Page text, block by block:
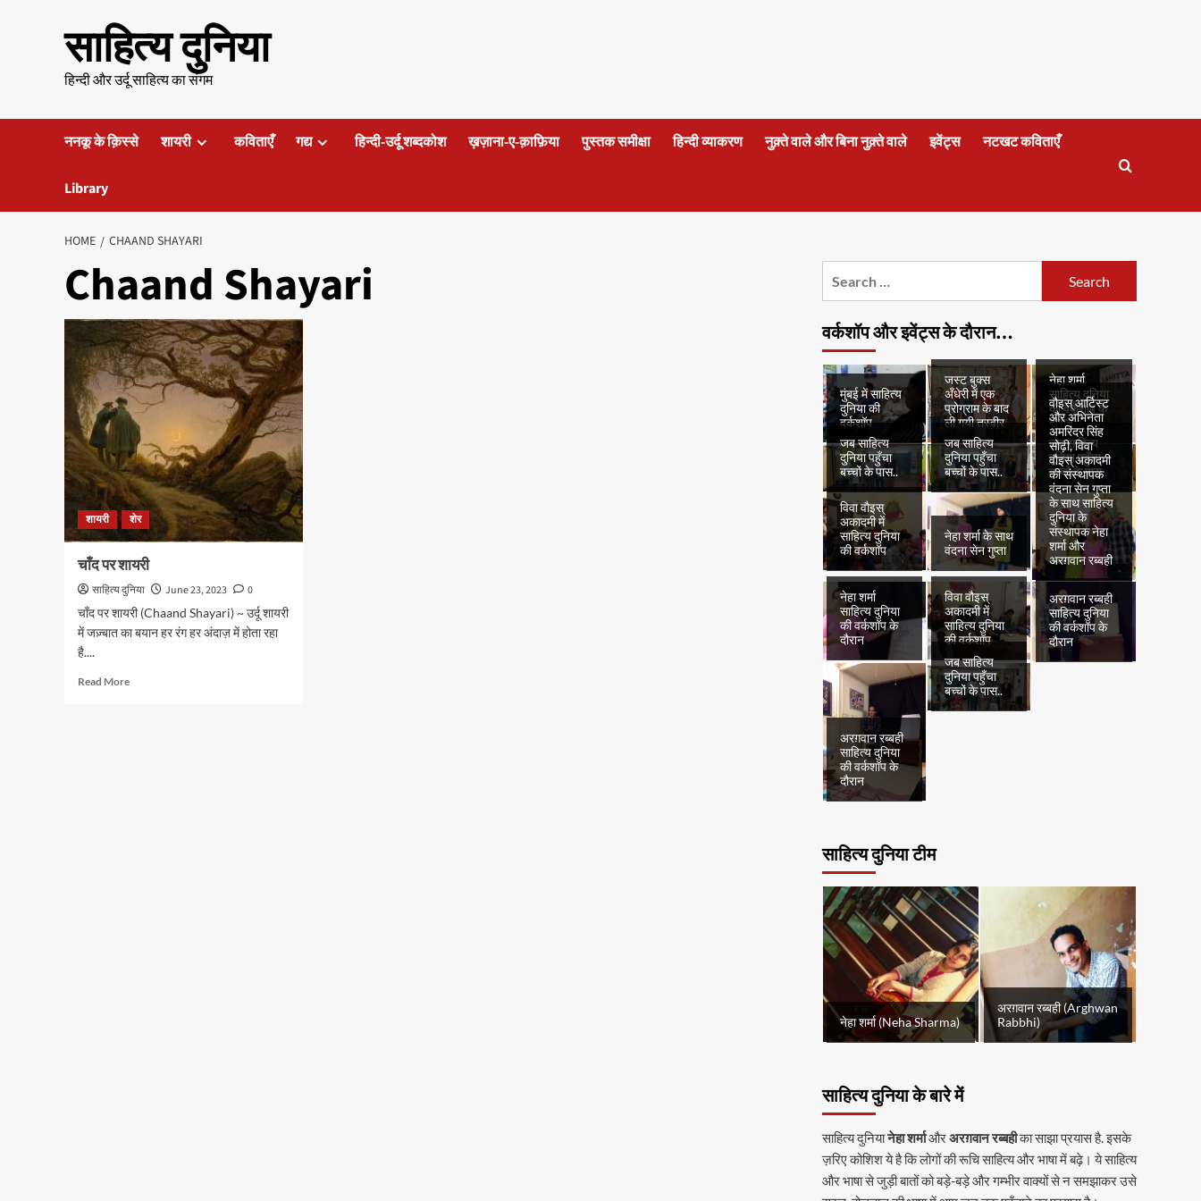
साहित्य दुनिया
हिन्दी और उर्दू साहित्य का संगम
ननकू के क़िस्से शायरी कविताएँ गद्य हिन्दी-उर्दू शब्दकोश ख़ज़ाना-ए-क़ाफ़िया पुस्तक समीक्षा हिन्दी व्याकरण नुक़्ते वाले और बिना नुक़्ते वाले इवेंट्स नटखट कविताएँ
Library
HOME CHAAND SHAYARI
Chaand Shayari
शायरी शेर
चाँद पर शायरी
साहित्य दुनिया June 23, 2023
0
चाँद पर शायरी (Chaand Shayari) ~ उर्दू शायरी
में जज़्बात का बयान हर रंग हर अंदाज़ में होता रहा
है....
Read MoreRead
वर्कशॉप और इवेंट्स के दौरान…
मुंबई में साहित्य
दुनिया की
वर्कशॉप
जस्ट बुक्स
अँधेरी में एक
प्रोग्राम के बाद
ली गयी तस्वीर
नेहा शर्मा
साहित्य दुनिया
की वर्कशॉप के
दौरान
जब साहित्य
दुनिया पहुँचा
बच्चों के पास..
जब साहित्य
दुनिया पहुँचा
बच्चों के पास..
जब साहित्य
दुनिया पहुँचा
बच्चों के पास..
विवा वौइस्
अकादमी में
साहित्य दुनिया
की वर्कशॉप
नेहा शर्मा के साथ
वंदना सेन गुप्ता
वौइस् आर्टिस्ट
और अभिनेता
अमरिंदर सिंह
सोढ़ी, विवा
वौइस् अकादमी
की संस्थापक
वंदना सेन गुप्ता
के साथ साहित्य
दुनिया के
संस्थापक नेहा
शर्मा और
अरग़वान रब्बही
नेहा शर्मा
साहित्य दुनिया
की वर्कशॉप के
दौरान
विवा वौइस्
अकादमी में
साहित्य दुनिया
की वर्कशॉप
अरग़वान रब्बही
साहित्य दुनिया
की वर्कशॉप के
दौरान
अरग़वान रब्बही
साहित्य दुनिया
की वर्कशॉप के
दौरान
जब साहित्य
दुनिया पहुँचा
बच्चों के पास..
साहित्य दुनिया टीम
नेहा शर्मा (Neha Sharma)
अरग़वान रब्बही (Arghwan
Rabbhi)
साहित्य दुनिया के बारे में
साहित्य दुनियानेहा शर्माऔरअरग़वान रब्बहीका साझा प्रयास है. इसके
ज़रिए कोशिश ये है कि लोगों की रूचि साहित्य और भाषा में बढ़े। ये साहित्य
और भाषा से जुड़ी बातों को बड़े-बड़े और गम्भीर वाक्यों से न समझाकर उसे